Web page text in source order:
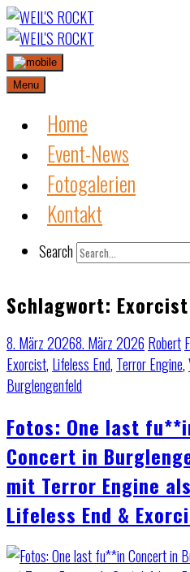
Skip
to
content
Menu
Home
Event-News
Fotogalerien
Kontakt
Search
Schlagwort: Exorcist
8. März 20268. März 2026 Robert
Exorcist, Lifeless End, Terror Engine,
Burglengenfeld
Fotos: One last
Concert in
mit Terror Engine
Lifeless End &